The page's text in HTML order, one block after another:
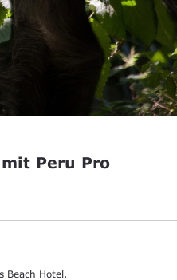
Peru Pro
Beach Hotel.